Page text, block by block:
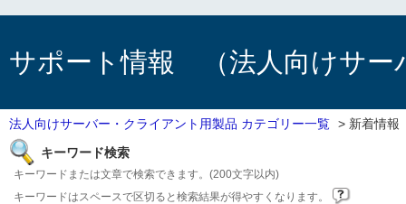
サポート情報 （法人向けサー
法人向けサーバー・クライアント用製品 カテゴリー一覧 > 新着情報
キーワード検索
キーワードまたは文章で検索できます。(200文字以内)
キーワードはスペースで区切ると検索結果が得やすくなります。